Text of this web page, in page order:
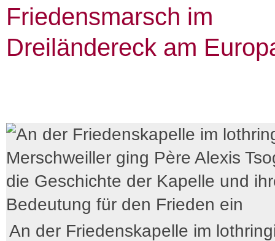
Friedensmarsch im
Dreiländereck am
An der Friedenskapelle im